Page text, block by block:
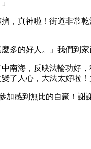
，真神啦！街道非常
的好人。」我們到
海，反映法輪功好
人心，大法太好啦
加感到無比的自豪！謝